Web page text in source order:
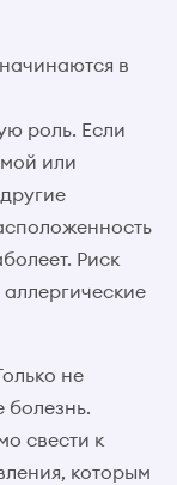
в
роль. Если
или
Риск
не
болезнь.
свести к
которым